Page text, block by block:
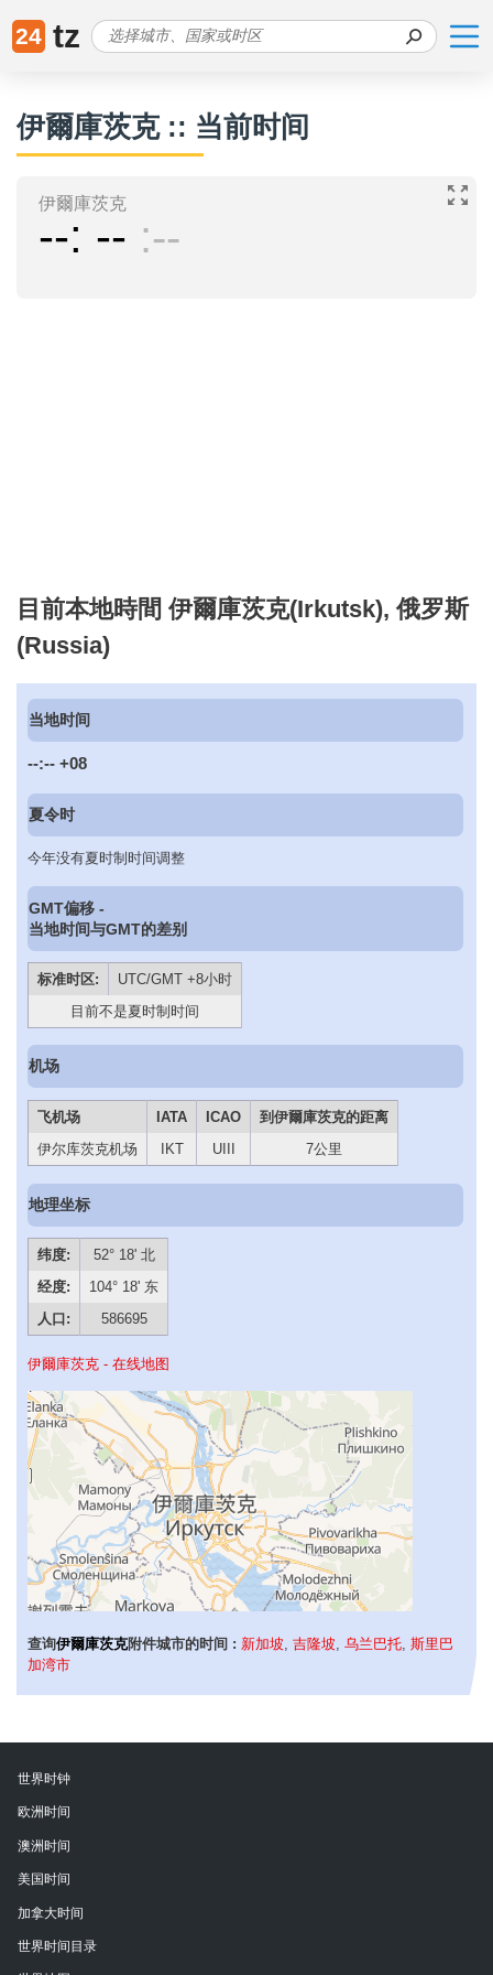
24 tz
伊爾庫茨克 :: 当前时间
伊爾庫茨克
-- -- --
目前本地時間 伊爾庫茨克(Irkutsk), 俄罗斯
(Russia)
当地时间
--:-- +08
夏令时
今年没有夏时制时间调整
GMT偏移 -
当地时间与GMT的差别
标准时区:
UTC/GMT +8小时
目前不是夏时制时间
机场
飞机场 IATA ICAO
到伊爾庫茨克的距离
伊尔库茨克机场
IKT UIII 7公里
地理坐标
纬度:
52° 18' 北
经度:
104° 18' 东
人口:
586695
伊爾庫茨克 - 在线地图
查询伊爾庫茨克附件城市的时间 : 新加坡, 吉隆坡, 乌兰巴托, 斯里巴
加湾市
世界时钟
欧洲时间
澳洲时间
美国时间
加拿大时间
世界时间目录